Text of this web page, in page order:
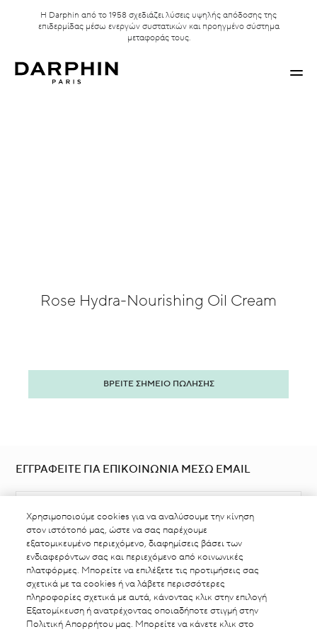
Η Darphin από το 1958 σχεδιάζει λύσεις υψηλής απόδοσης της
επιδερμίδας μέσω ενεργών συστατικών και προηγμένο σύστημα
μεταφοράς τους.
Rose Hydra-Nourishing Oil Cream
ΒΡΕΙΤΕ ΣΗΜΕΙΟ ΠΩΛΗΣΗΣ
ΕΓΓΡΑΦΕΙΤΕ ΓΙΑ ΕΠΙΚΟΙΝΩΝΙΑ ΜΕΣΩ EMAIL
ΒΡΕΙΤΕ ΣΗΜΕΙΟ ΠΩΛΗΣΗΣ
Χρησιμοποιούμε cookies για να αναλύσουμε την κίνηση
στον ιστότοπό μας, ώστε να σας παρέχουμε
εξατομικευμένο περιεχόμενο, διαφημίσεις βάσει των
ενδιαφερόντων σας και περιεχόμενο από κοινωνικές
πλατφόρμες. Μπορείτε να επιλέξετε τις προτιμήσεις σας
σχετικά με τα cookies ή να λάβετε περισσότερες
πληροφορίες σχετικά με αυτά, κάνοντας κλικ στην επιλογή
Εξατομίκευση ή ανατρέχοντας οποιαδήποτε στιγμή στην
Πολιτική Απορρήτου μας. Μπορείτε να κάνετε κλικ στο